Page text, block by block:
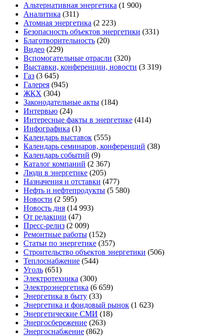
Альтернативная энергетика (1 900)
Аналитика (311)
Атомная энергетика (2 223)
Безопасность объектов энергетики (331)
Благотворительность (20)
Видео (229)
Вспомогательные отрасли (320)
Выставки, конференции, новости (3 319)
Газ (3 645)
Галерея (945)
ЖКХ (304)
Законодательные акты (184)
Интервью (24)
Интересные факты в энергетике (414)
Инфографика (1)
Календарь выставок (555)
Календарь семинаров, конференций (38)
Календарь событий (9)
Каталог компаний (2 367)
Люди в энергетике (205)
Назначения и отставки (477)
Нефть и нефтепродукты (5 580)
Новости (2 595)
Новость дня (14 993)
От редакции (47)
Пресс-релиз (2 009)
Ремонтные работы (152)
Статьи по энергетике (357)
Строительство объектов энергетики (506)
Теплоснабжение (544)
Уголь (651)
Электротехника (300)
Электроэнергетика (6 659)
Энергетика в быту (33)
Энергетика и фондовый рынок (1 623)
Энергетические СМИ (18)
Энергосбережение (263)
Энергоснабжение (862)